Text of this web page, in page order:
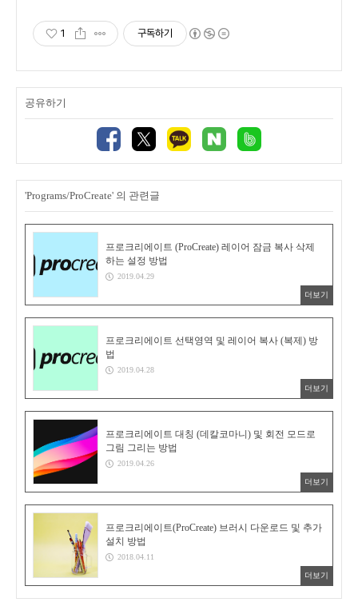
1 구독하기
공유하기
'Programs/ProCreate' 의 관련글
프로크리에이트 (ProCreate) 레이어 잠금 복사 삭제
하는 설정 방법
2019.04.29
더보기
프로크리에이트 선택영역 및 레이어 복사 (복제) 방
법
2019.04.28
더보기
프로크리에이트 대칭 (데칼코마니) 및 회전 모드로
그림 그리는 방법
2019.04.26
더보기
프로크리에이트(ProCreate) 브러시 다운로드 및 추가
설치 방법
2018.04.11
더보기